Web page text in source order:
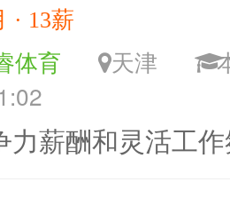
· 13薪
体育 天津
力薪酬和灵活工作